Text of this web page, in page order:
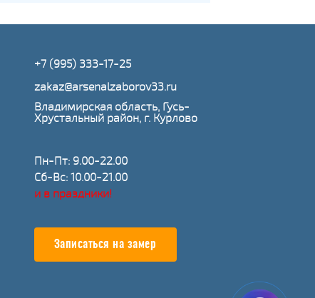
+7 (995) 333-17-25
zakaz@arsenalzaborov33.ru
Владимирская область, Гусь-
Хрустальный район, г. Курлово
Пн-Пт: 9.00-22.00
Сб-Вс: 10.00-21.00
и в праздники!
Записаться на замер